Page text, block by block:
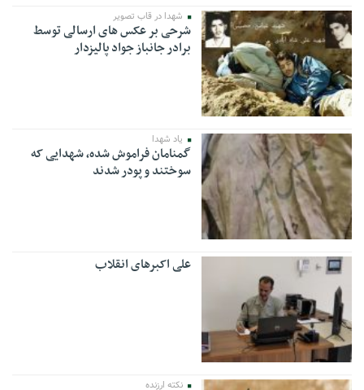
شهدا در قاب تصویر
شرحی بر عکس های ارسالی توسط
برادر جانباز جواد پالیزدار
یاد شهدا
گمنامان فراموش شده، شهدایی که
سوختند و پودر شدند
علی اکبرهای انقلاب
نکته ارزنده